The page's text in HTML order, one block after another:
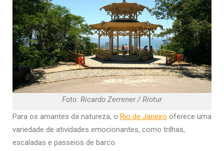
Foto: Ricardo Zerrener / Riotur
Para os amantes da natureza, o Rio de Janeiro oferece uma
variedade de atividades emocionantes, como trilhas,
escaladas e passeios de barco.